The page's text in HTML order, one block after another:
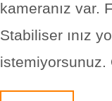
kameranız var.
Stabiliser ınız